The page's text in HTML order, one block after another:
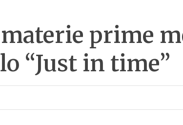
prime
“Just in time”